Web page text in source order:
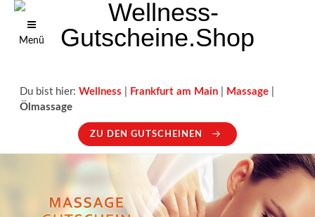
Menü
Du bist hier: Wellness Frankfurt am Main Massage
Ölmassage
ZU DEN GUTSCHEINEN